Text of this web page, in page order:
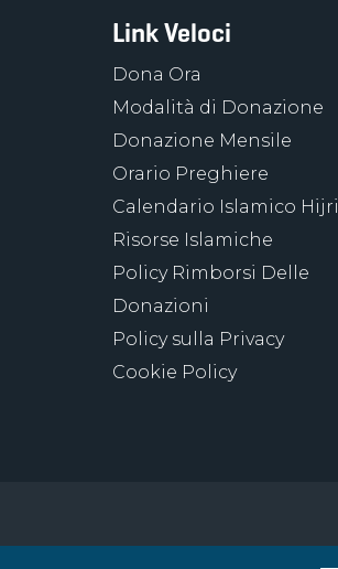
Link Veloci
Dona Ora
Modalità di Donazione
Donazione Mensile
Orario Preghiere
Calendario Islamico Hijri
Risorse Islamiche
Policy Rimborsi Delle
Donazioni
Policy sulla Privacy
Cookie Policy